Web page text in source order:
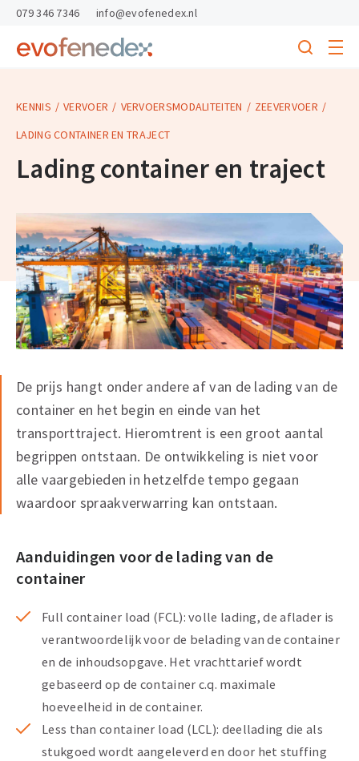
skipToContent
skipToFooter
Return
homepage
Search
menu
079 346 7346 info@evofenedex.nl
KENNIS VERVOER VERVOERSMODALITEITEN
ZEEVERVOER
LADING CONTAINER EN TRAJECT
Lading container en traject
De prijs hangt onder andere af van de lading van de
container en het begin en einde van het
transporttraject. Hieromtrent is een groot aantal
begrippen ontstaan. De ontwikkeling is niet voor
alle vaargebieden in hetzelfde tempo gegaan
waardoor spraakverwarring kan ontstaan.
Aanduidingen voor de lading van de
container
Full container load (FCL): volle lading, de aflader is
verantwoordelijk voor de belading van de container
en de inhoudsopgave. Het vrachttarief wordt
gebaseerd op de container c.q. maximale
hoeveelheid in de container.
Less than container load (LCL): deellading die als
stukgoed wordt aangeleverd en door het stuffing